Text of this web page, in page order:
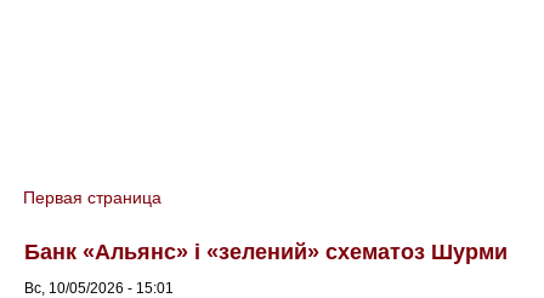
You are here
Первая страница
Банк «Альянс» і «зелений» схематоз Шурми
Вс, 10/05/2026 - 15:01